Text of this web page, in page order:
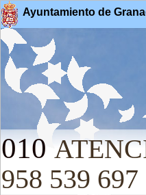
Ayuntamiento de
010
958 539 697